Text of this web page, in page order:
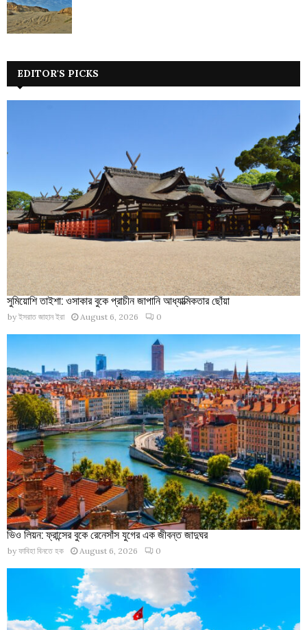
EDITOR'S PICKS
সুমিয়োশি তাইশা: ওসাকার বুকে প্রাচীন জাপানি আধ্যাত্মিকতার ছোঁয়া
by ইসরাত জাহান ইরা August 6, 2026 0
ভিও লিয়ন: ফ্রান্সের বুকে রেনেসাঁস যুগের এক জীবন্ত জাদুঘর
by ফাবিহা বিনতে হক August 6, 2026 0